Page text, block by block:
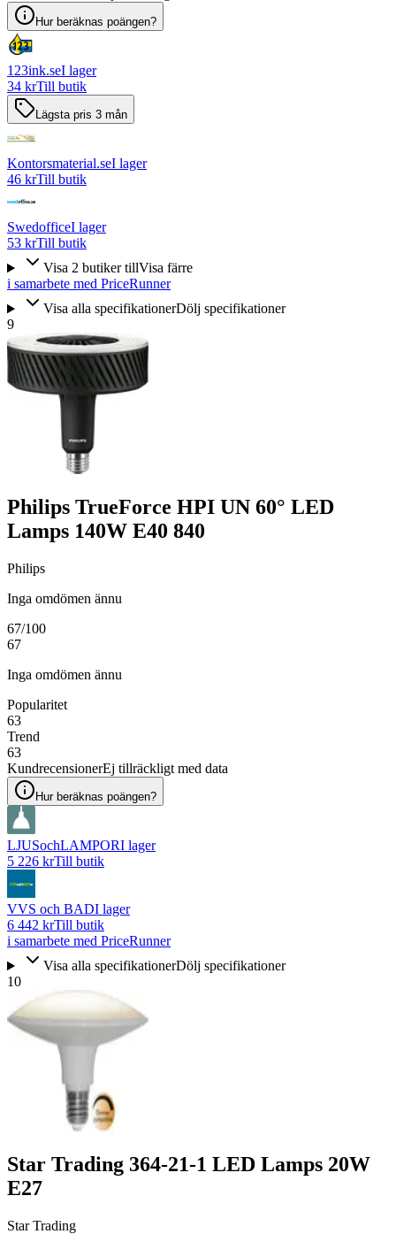
Hur beräknas poängen?
123ink.seI lager
34 krTill butik
Lägsta pris 3 mån
Kontorsmaterial.seI lager
46 krTill butik
SwedofficeI lager
53 krTill butik
Visa 2 butiker tillVisa färre
i samarbete med PriceRunner
Visa alla specifikationerDölj specifikationer
9
Philips TrueForce HPI UN 60° LED
Lamps 140W E40 840
Philips
Inga omdömen ännu
67/100
67
Inga omdömen ännu
Popularitet
63
Trend
63
KundrecensionerEj tillräckligt med data
Hur beräknas poängen?
LJUSochLAMPORI lager
5 226 krTill butik
VVS och BADI lager
6 442 krTill butik
i samarbete med PriceRunner
Visa alla specifikationerDölj specifikationer
10
Star Trading 364-21-1 LED Lamps 20W
E27
Star Trading